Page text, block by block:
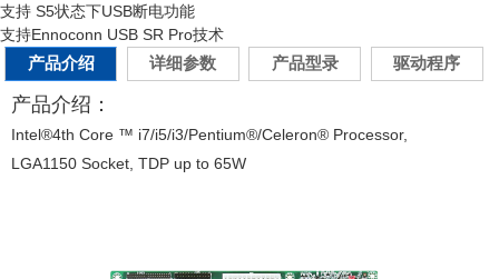
支持 S5状态下USB断电功能
支持Ennoconn USB SR Pro技术
产品介绍
详细参数 产品型录 驱动程序
产品介绍：
Intel®4th Core ™ i7/i5/i3/Pentium®/Celeron® Processor,
LGA1150 Socket, TDP up to 65W